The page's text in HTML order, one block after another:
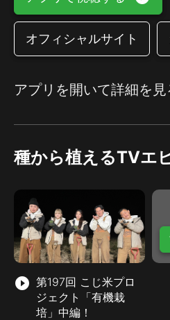
オフィシャルサイト
アプリを開いて詳細を見
種から植えるTVエ
play_circle_filled 第197回 こじ米プロ
ジェクト「有機栽
培」中編！